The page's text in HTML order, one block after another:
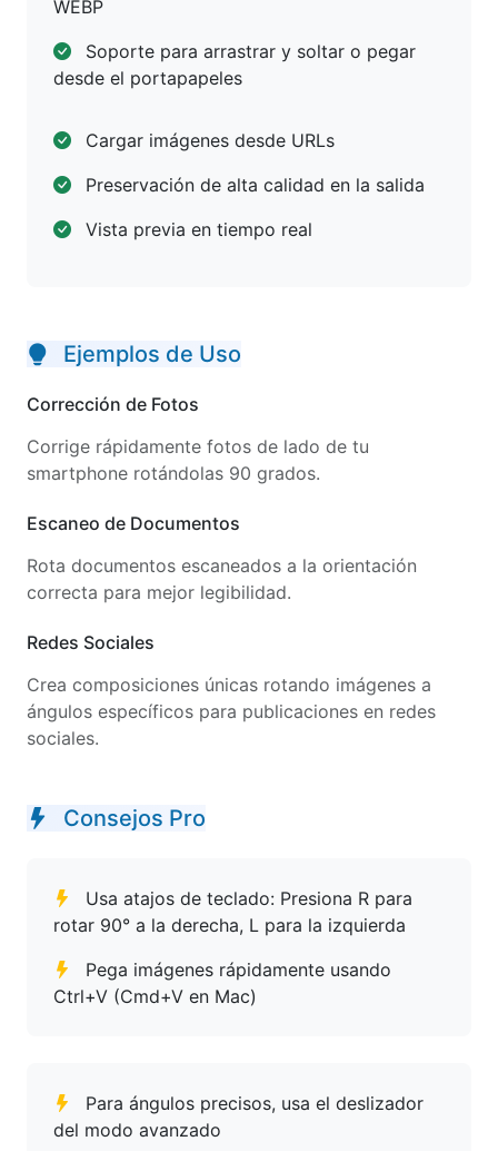
WEBP
Soporte para arrastrar y soltar o pegar
desde el portapapeles
Cargar imágenes desde URLs
Preservación de alta calidad en la salida
Vista previa en tiempo real
Ejemplos de Uso
Corrección de Fotos
Corrige rápidamente fotos de lado de tu
smartphone rotándolas 90 grados.
Escaneo de Documentos
Rota documentos escaneados a la orientación
correcta para mejor legibilidad.
Redes Sociales
Crea composiciones únicas rotando imágenes a
ángulos específicos para publicaciones en redes
sociales.
Consejos Pro
Usa atajos de teclado: Presiona R para
rotar 90° a la derecha, L para la izquierda
Pega imágenes rápidamente usando
Ctrl+V (Cmd+V en Mac)
Para ángulos precisos, usa el deslizador
del modo avanzado